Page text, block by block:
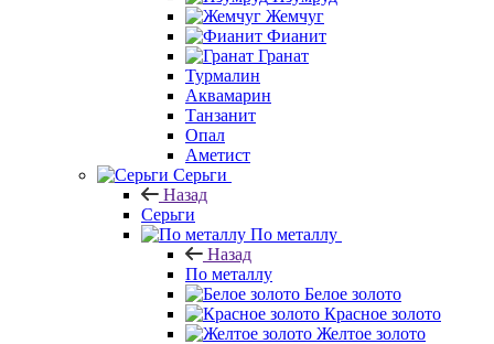
Жемчуг
Фианит
Гранат
Турмалин
Аквамарин
Танзанит
Опал
Аметист
Серьги
Назад
Серьги
По металлу
Назад
По металлу
Белое золото
Красное золото
Желтое золото